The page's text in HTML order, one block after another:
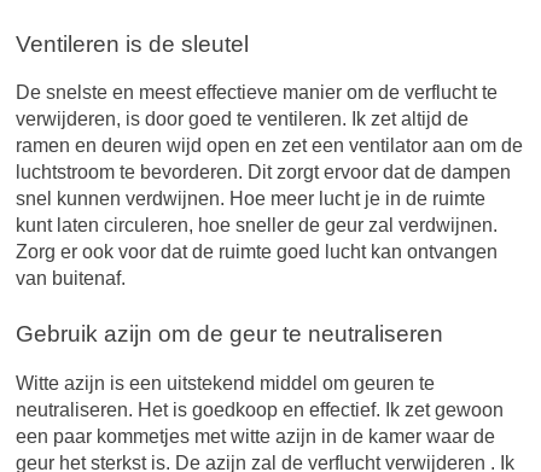
Ventileren is de sleutel
De snelste en meest effectieve manier om de verflucht te
verwijderen, is door goed te ventileren. Ik zet altijd de
ramen en deuren wijd open en zet een ventilator aan om de
luchtstroom te bevorderen. Dit zorgt ervoor dat de dampen
snel kunnen verdwijnen. Hoe meer lucht je in de ruimte
kunt laten circuleren, hoe sneller de geur zal verdwijnen.
Zorg er ook voor dat de ruimte goed lucht kan ontvangen
van buitenaf.
Gebruik azijn om de geur te neutraliseren
Witte azijn is een uitstekend middel om geuren te
neutraliseren. Het is goedkoop en effectief. Ik zet gewoon
een paar kommetjes met witte azijn in de kamer waar de
geur het sterkst is. De azijn zal de verflucht verwijderen . Ik